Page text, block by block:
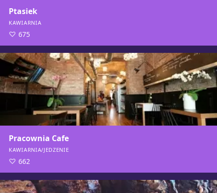
Ptasiek
KAWIARNIA
675
Pracownia Cafe
KAWIARNIA/JEDZENIE
662